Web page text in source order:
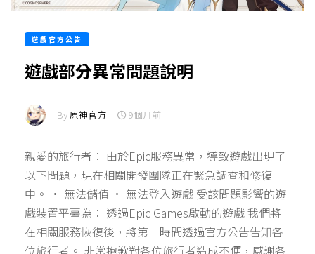
遊戲官方公告
遊戲部分異常問題說明
By原神官方 - 9個月前
親愛的旅行者： 由於Epic服務異常，導致遊戲出現了
以下問題，現在相關開發團隊正在緊急調查和修復
中。 • 無法儲值 • 無法登入遊戲 受該問題影響的遊
戲裝置平臺為： 透過Epic Games啟動的遊戲 我們將
在相關服務恢復後，將第一時間透過官方公告告知各